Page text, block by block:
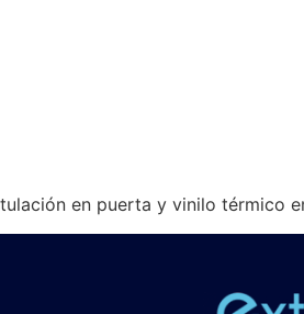
en puerta y vinilo térmico